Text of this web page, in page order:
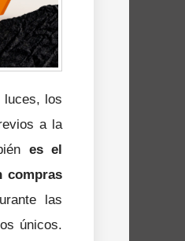
luces, los
a la
es el
compras
las
únicos.